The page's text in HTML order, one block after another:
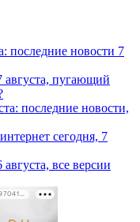
последние новости 7
августа, пугающий
последние новости,
сегодня, 7
все версии
РЕКЛАМА • ООО «ДРУЖБА» ИНН 9704146411